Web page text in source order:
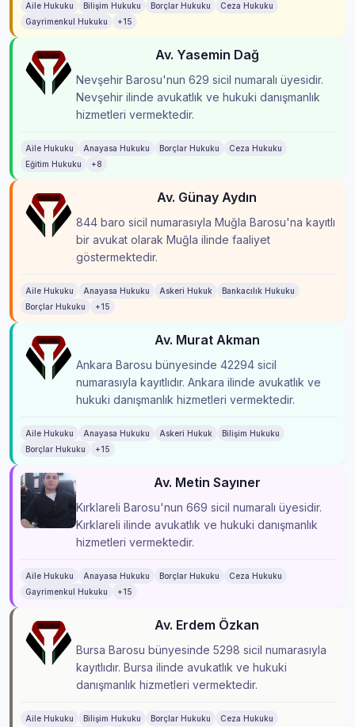
Aile Hukuku Bilişim Hukuku Borçlar Hukuku
Ceza Hukuku
Gayrimenkul Hukuku
+15
Av. Yasemin Dağ
Nevşehir Barosu'nun 629 sicil numaralı üyesidir.
Nevşehir ilinde avukatlık ve hukuki danışmanlık
hizmetleri vermektedir.
Aile Hukuku Anayasa Hukuku Borçlar Hukuku
Ceza Hukuku
Eğitim Hukuku
+8
Av. Günay Aydın
844 baro sicil numarasıyla Muğla Barosu'na kayıtlı
bir avukat olarak Muğla ilinde faaliyet
göstermektedir.
Aile Hukuku Anayasa Hukuku Askeri Hukuk
Bankacılık Hukuku
Borçlar Hukuku
+15
Av. Murat Akman
Ankara Barosu bünyesinde 42294 sicil
numarasıyla kayıtlıdır. Ankara ilinde avukatlık ve
hukuki danışmanlık hizmetleri vermektedir.
Aile Hukuku Anayasa Hukuku Askeri Hukuk
Bilişim Hukuku
Borçlar Hukuku
+15
Av. Metin Sayıner
Kırklareli Barosu'nun 669 sicil numaralı üyesidir.
Kırklareli ilinde avukatlık ve hukuki danışmanlık
hizmetleri vermektedir.
Aile Hukuku Anayasa Hukuku Borçlar Hukuku
Ceza Hukuku
Gayrimenkul Hukuku
+15
Av. Erdem Özkan
Bursa Barosu bünyesinde 5298 sicil numarasıyla
kayıtlıdır. Bursa ilinde avukatlık ve hukuki
danışmanlık hizmetleri vermektedir.
Aile Hukuku Bilişim Hukuku Borçlar Hukuku Ceza Hukuku